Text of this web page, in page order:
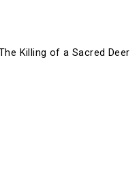
Killing of a Sacred Deer